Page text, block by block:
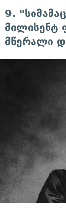
9.
მილისენტ
მწერალი